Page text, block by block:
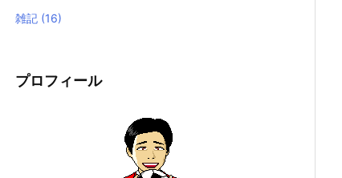
雑記 (16)
プロフィール